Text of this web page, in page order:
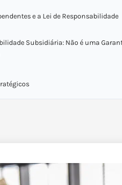
e a Lei de Responsabilidade
Subsidiária: Não é uma